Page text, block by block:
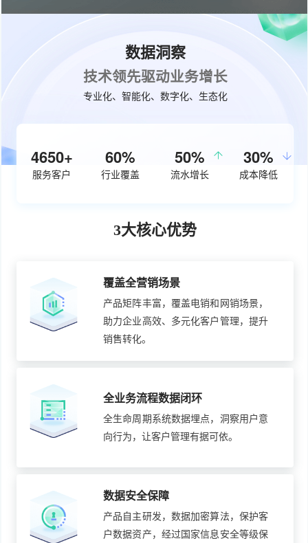
数据洞察
技术领先驱动业务增长
专业化、智能化、数字化、生态化
5000+
服务客户
60%
行业覆盖
50%
流水增长
30%
成本降低
3大核心优势
覆盖全营销场景
产品矩阵丰富，覆盖电销和网销场景，
助力企业高效、多元化客户管理，提升
销售转化。
全业务流程数据闭环
全生命周期系统数据埋点，洞察用户意
向行为，让客户管理有据可依。
数据安全保障
产品自主研发，数据加密算法，保护客
户数据资产，经过国家信息安全等级保